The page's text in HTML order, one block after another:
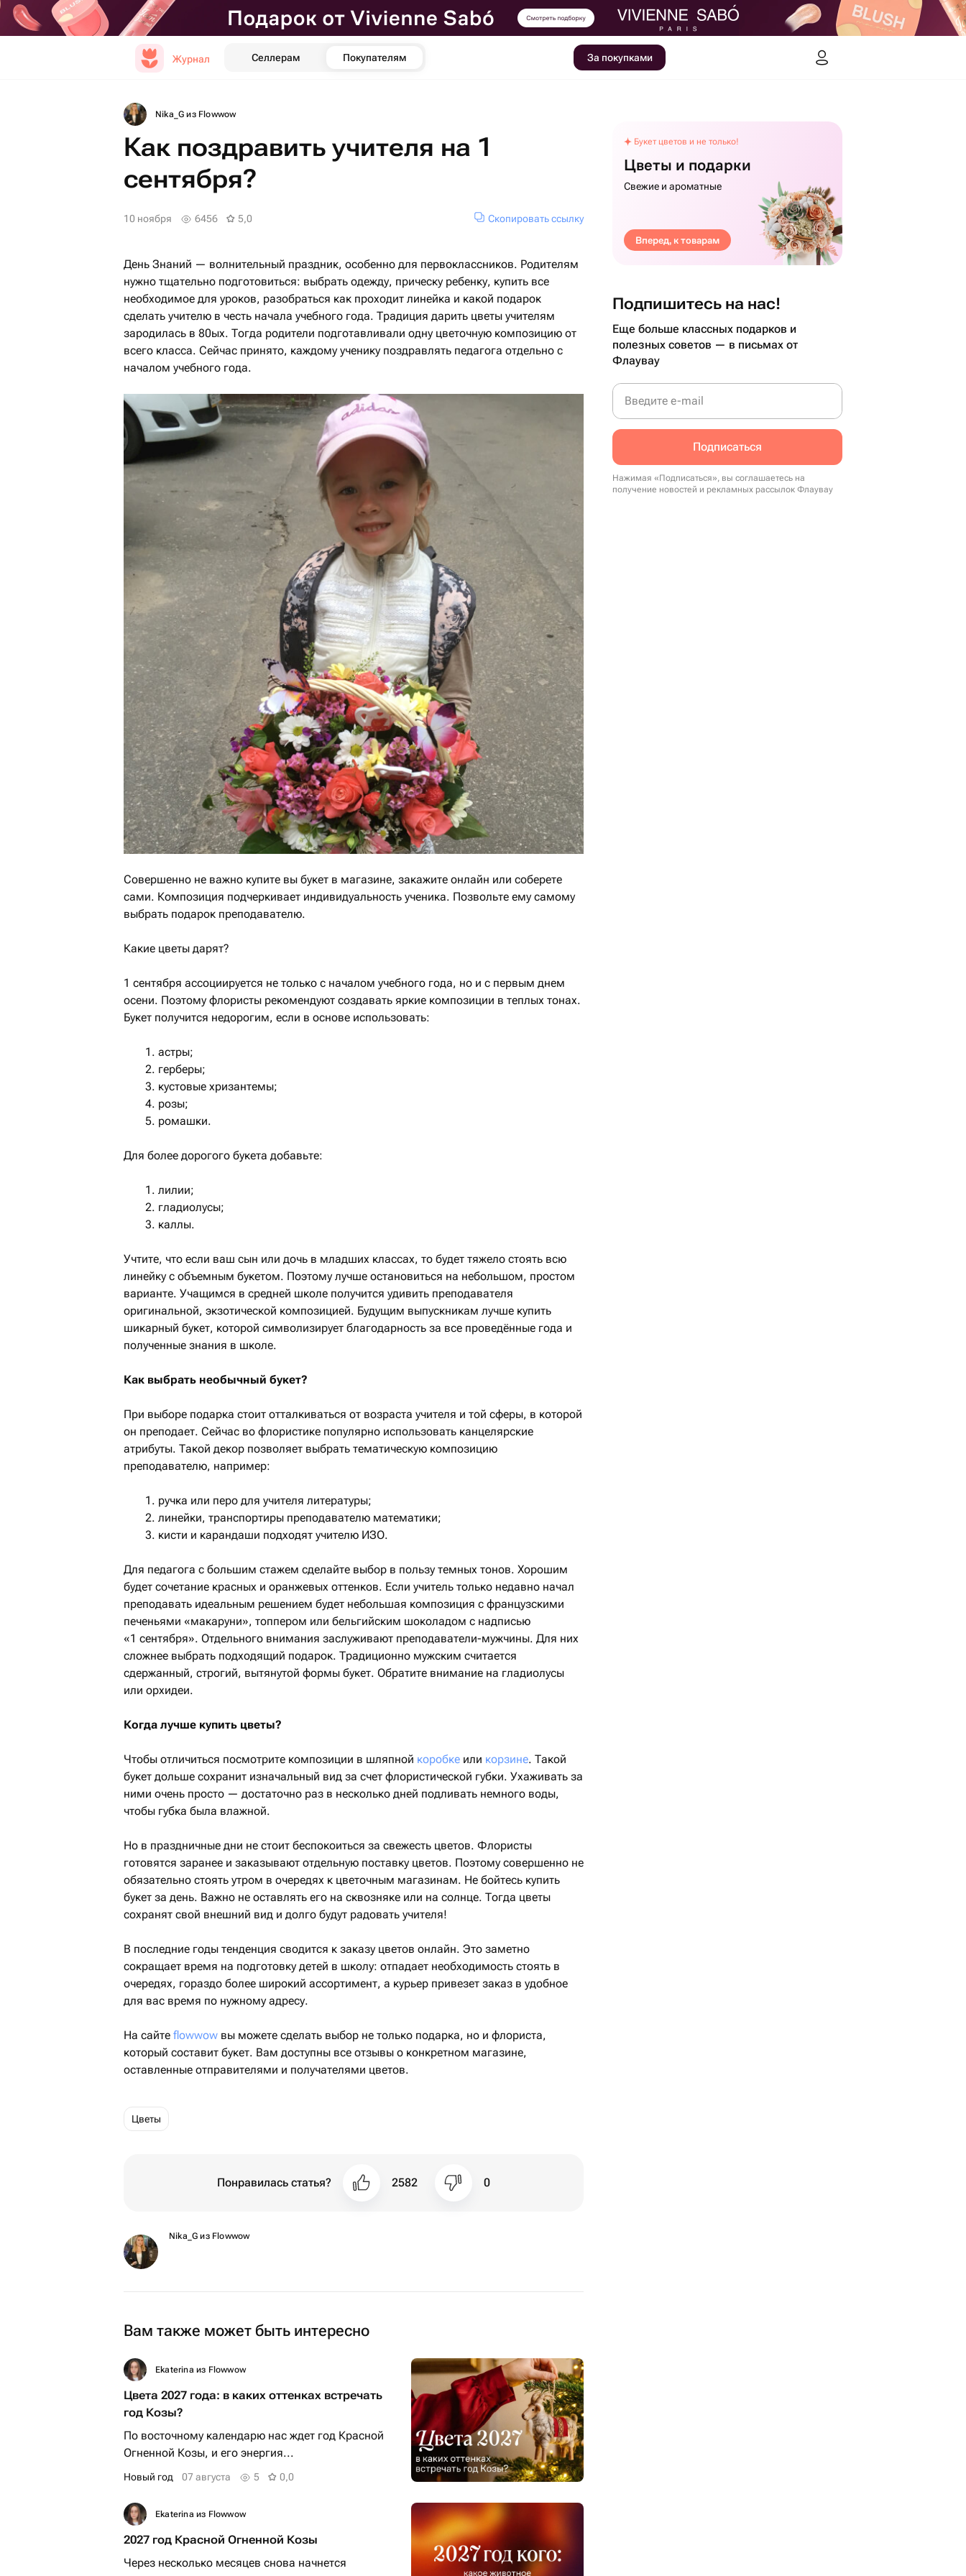
Журнал Селлерам Покупателям За покупками
Nika_G из Flowwow
Как поздравить учителя на 1
сентября?
10 ноября 6456 5,0 Скопировать ссылку
День Знаний — волнительный праздник, особенно для первоклассников. Родителям
нужно тщательно подготовиться: выбрать одежду, прическу ребенку, купить все
необходимое для уроков, разобраться как проходит линейка и какой подарок
сделать учителю в честь начала учебного года. Традиция дарить цветы учителям
зародилась в 80ых. Тогда родители подготавливали одну цветочную композицию от
всего класса. Сейчас принято, каждому ученику поздравлять педагога отдельно с
началом учебного года.
Совершенно не важно купите вы букет в магазине, закажите онлайн или соберете
сами. Композиция подчеркивает индивидуальность ученика. Позвольте ему самому
выбрать подарок преподавателю.
Какие цветы дарят?
1 сентября ассоциируется не только с началом учебного года, но и с первым днем
осени. Поэтому флористы рекомендуют создавать яркие композиции в теплых тонах.
Букет получится недорогим, если в основе использовать:
астры;
герберы;
кустовые хризантемы;
розы;
ромашки.
Для более дорогого букета добавьте:
лилии;
гладиолусы;
каллы.
Учтите, что если ваш сын или дочь в младших классах, то будет тяжело стоять всю
линейку с объемным букетом. Поэтому лучше остановиться на небольшом, простом
варианте. Учащимся в средней школе получится удивить преподавателя
оригинальной, экзотической композицией. Будущим выпускникам лучше купить
шикарный букет, которой символизирует благодарность за все проведённые года и
полученные знания в школе.
Как выбрать необычный букет?
При выборе подарка стоит отталкиваться от возраста учителя и той сферы, в которой
он преподает. Сейчас во флористике популярно использовать канцелярские
атрибуты. Такой декор позволяет выбрать тематическую композицию
преподавателю, например:
ручка или перо для учителя литературы;
линейки, транспортиры преподавателю математики;
кисти и карандаши подходят учителю ИЗО.
Для педагога с большим стажем сделайте выбор в пользу темных тонов. Хорошим
будет сочетание красных и оранжевых оттенков. Если учитель только недавно начал
преподавать идеальным решением будет небольшая композиция с французскими
печеньями «макаруни», топпером или бельгийским шоколадом с надписью
«1 сентября». Отдельного внимания заслуживают преподаватели-мужчины. Для них
сложнее выбрать подходящий подарок. Традиционно мужским считается
сдержанный, строгий, вытянутой формы букет. Обратите внимание на гладиолусы
или орхидеи.
Когда лучше купить цветы?
Чтобы отличиться посмотрите композиции в шляпной коробке или корзине. Такой
букет дольше сохранит изначальный вид за счет флористической губки. Ухаживать за
ними очень просто — достаточно раз в несколько дней подливать немного воды,
чтобы губка была влажной.
Но в праздничные дни не стоит беспокоиться за свежесть цветов. Флористы
готовятся заранее и заказывают отдельную поставку цветов. Поэтому совершенно не
обязательно стоять утром в очередях к цветочным магазинам. Не бойтесь купить
букет за день. Важно не оставлять его на сквозняке или на солнце. Тогда цветы
сохранят свой внешний вид и долго будут радовать учителя!
В последние годы тенденция сводится к заказу цветов онлайн. Это заметно
сокращает время на подготовку детей в школу: отпадает необходимость стоять в
очередях, гораздо более широкий ассортимент, а курьер привезет заказ в удобное
для вас время по нужному адресу.
На сайте flowwow вы можете сделать выбор не только подарка, но и флориста,
который составит букет. Вам доступны все отзывы о конкретном магазине,
оставленные отправителями и получателями цветов.
Цветы
Понравилась статья? 2582 0
Nika_G из Flowwow
Вам также может быть интересно
Ekaterina из Flowwow
Цвета 2027 года: в каких оттенках встречать
год Козы?
По восточному календарю нас ждет год Красной
Огненной Козы, и его энергия...
Новый год 07 августа 5 0,0
Ekaterina из Flowwow
2027 год Красной Огненной Козы
Через несколько месяцев снова начнется
Букет цветов и не только!
Цветы и подарки
Свежие и ароматные
Вперед, к товарам
Подпишитесь на нас!
Еще больше классных подарков и
полезных советов — в письмах от
Флаувау
Введите e-mail
Подписаться
Нажимая «Подписаться», вы соглашаетесь на
получение новостей и рекламных рассылок Флаувау